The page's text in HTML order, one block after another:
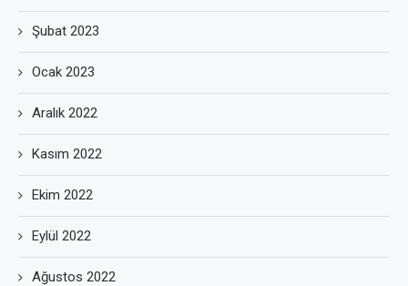
Şubat 2023
Ocak 2023
Aralık 2022
Kasım 2022
Ekim 2022
Eylül 2022
Ağustos 2022